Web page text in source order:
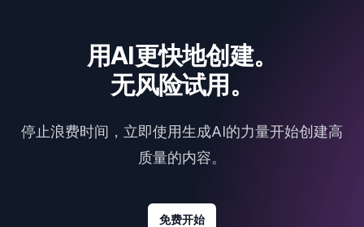
用AI更快地创建。
无风险试用。
停止浪费时间，立即使用生成AI的力量开始创建高
质量的内容。
免费开始